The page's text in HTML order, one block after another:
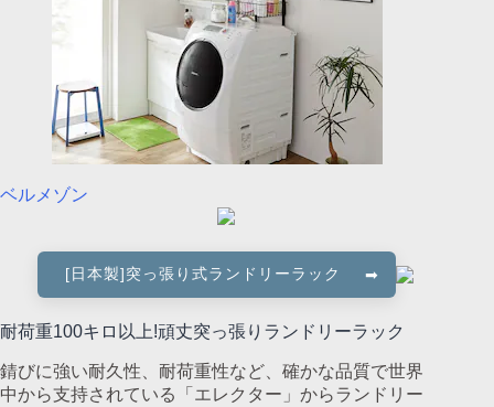
ベルメゾン
[日本製]突っ張り式ランドリーラック
耐荷重100キロ以上!頑丈突っ張りランドリーラック
錆びに強い耐久性、耐荷重性など、確かな品質で世界
中から支持されている「エレクター」からランドリー